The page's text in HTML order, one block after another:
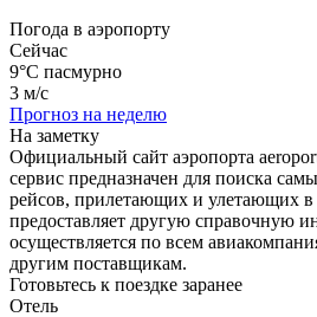
Погода в аэропорту
Сейчас
9°C пасмурно
3 м/с
Прогноз на неделю
На заметку
Официальный сайт аэропорта
сервис предназначен для поиска
рейсов, прилетающих и улетающих в
предоставляет другую справочную
осуществляется по всем
другим поставщикам.
Готовьтесь к поездке заранее
Отель